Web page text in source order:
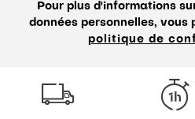
Pour plus d'informations
données personnelles, vous
politique de